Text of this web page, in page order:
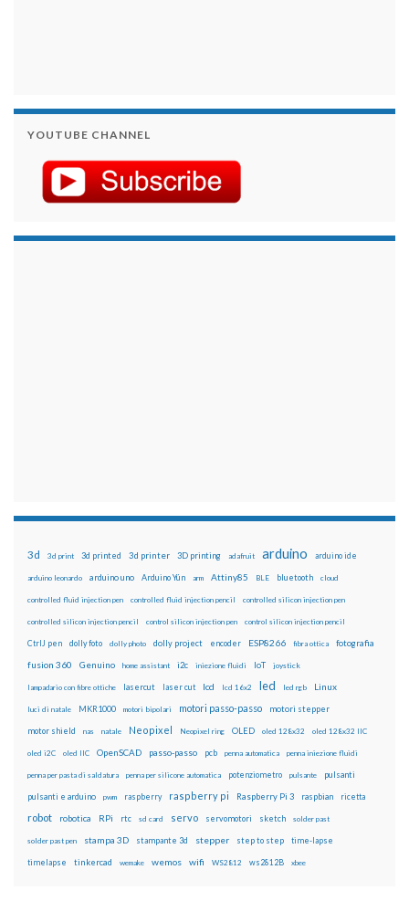
YOUTUBE CHANNEL
3d 3d print 3d printed 3d printer 3D printing adafruit arduino arduino ide
arduino leonardo arduino uno Arduino Yún arm Attiny85 BLE bluetooth cloud
controlled fluid injection pen controlled fluid injection pencil controlled silicon injection pen
controlled silicon injection pencil control silicon injection pen control silicon injection pencil
CtrlJ pen dolly foto dolly photo dolly project encoder ESP8266 fibra ottica fotografia
fusion 360 Genuino home assistant i2c iniezione fluidi IoT joystick
lampadario con fibre ottiche lasercut laser cut lcd lcd 16x2 led led rgb Linux
luci di natale MKR1000 motori bipolari motori passo-passo motori stepper
motor shield nas natale Neopixel Neopixel ring OLED oled 128x32 oled 128x32 IIC
oled i2C oled IIC OpenSCAD passo-passo pcb penna automatica penna iniezione fluidi
penna per pasta di saldatura penna per silicone automatica potenziometro pulsante pulsanti
pulsanti e arduino pwm raspberry raspberry pi Raspberry Pi 3 raspbian ricetta
robot robotica RPi rtc sd card servo servomotori sketch solder past
solder past pen stampa 3D stampante 3d stepper step to step time-lapse
timelapse tinkercad wemake wemos wifi WS2812 ws2812B xbee